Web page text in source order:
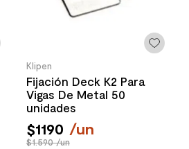
Klipen
Fijación Deck K2 Para
Vigas De Metal 50
unidades
$1190 /un
$1.590 /un